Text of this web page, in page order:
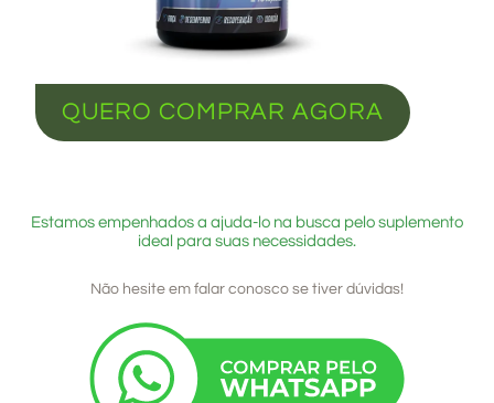
QUERO COMPRAR AGORA
Estamos empenhados a ajuda-lo na busca pelo suplemento
ideal para suas necessidades.
Não hesite em falar conosco se tiver dúvidas!